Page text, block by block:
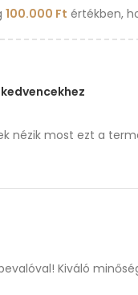
100.000 Ft értékben,
nézik most ezt a
Kiváló